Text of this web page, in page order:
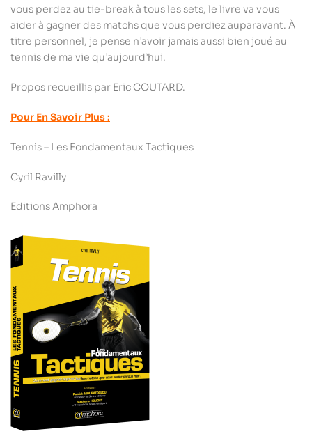
vous perdez au tie-break à tous les sets, le livre va vous
aider à gagner des matchs que vous perdiez auparavant. À
titre personnel, je pense n’avoir jamais aussi bien joué au
tennis de ma vie qu’aujourd’hui.
Propos recueillis par Eric COUTARD.
Pour En Savoir Plus :
Tennis – Les Fondamentaux Tactiques
Cyril Ravilly
Editions Amphora